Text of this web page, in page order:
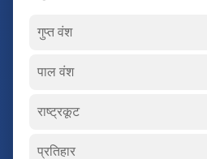
गुप्त वंश
पाल वंश
राष्ट्रकूट
प्रतिहार